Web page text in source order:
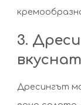
3.
Дресингът